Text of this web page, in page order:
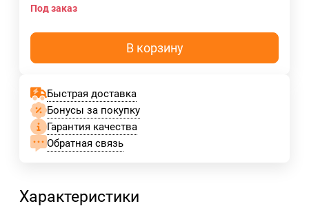
Под заказ
В корзину
Быстрая доставка
Бонусы за покупку
Гарантия качества
Обратная связь
Характеристики